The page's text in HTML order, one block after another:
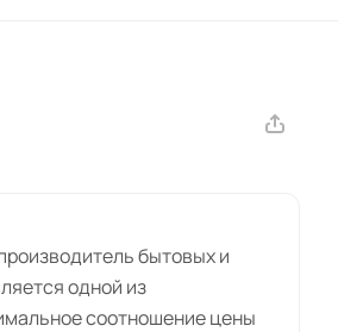
бытовых и
одной из
соотношение цены